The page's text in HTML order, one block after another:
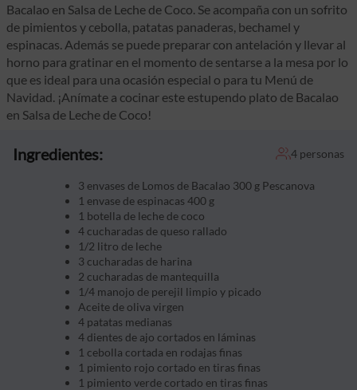
Bacalao en Salsa de Leche de Coco. Se acompaña con un sofrito
de pimientos y cebolla, patatas panaderas, bechamel y
espinacas. Además se puede preparar con antelación y llevar al
horno para gratinar en el momento de sentarse a la mesa por lo
que es ideal para una ocasión especial o para tu Menú de
Navidad. ¡Anímate a cocinar este estupendo plato de Bacalao
en Salsa de Leche de Coco!
Ingredientes: 4 personas
3 envases de Lomos de Bacalao 300 g Pescanova
1 envase de espinacas 400 g
1 botella de leche de coco
4 cucharadas de queso rallado
1/2 litro de leche
3 cucharadas de harina
2 cucharadas de mantequilla
1/4 manojo de perejil limpio y picado
Aceite de oliva virgen
4 patatas medianas
4 dientes de ajo cortados en láminas
1 cebolla cortada en rodajas finas
1 pimiento rojo cortado en tiras finas
1 pimiento verde cortado en tiras finas